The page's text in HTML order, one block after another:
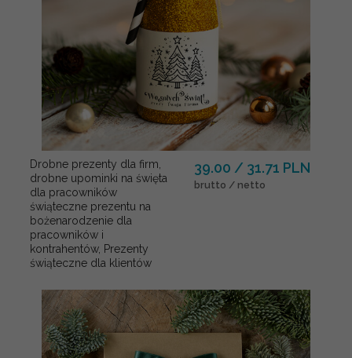
Drobne prezenty dla firm,
drobne upominki na święta
dla pracowników
świąteczne prezentu na
bożenarodzenie dla
pracowników i
kontrahentów, Prezenty
świąteczne dla klientów
39.00 / 31.71 PLN
brutto / netto